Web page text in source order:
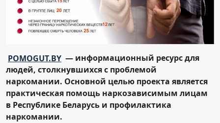
POMOGUT.BY — информационный ресурс для
людей, столкнувшихся с проблемой
наркомании. Основной целью проекта является
практическая помощь наркозависимым лицам
в Республике Беларусь и профилактика
наркомании.